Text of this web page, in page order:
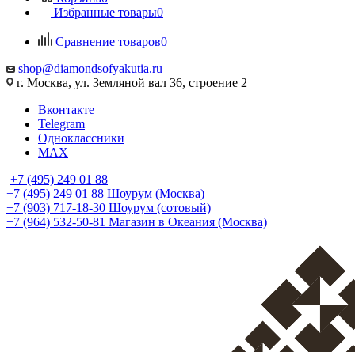
Избранные товары0
Сравнение товаров0
shop@diamondsofyakutia.ru
г. Москва, ул. Земляной вал 36, строение 2
Вконтакте
Telegram
Одноклассники
MAX
+7 (495) 249 01 88
+7 (495) 249 01 88 Шоурум (Москва)
+7 (903) 717-18-30 Шоурум (сотовый)
+7 (964) 532-50-81 Магазин в Океания (Москва)